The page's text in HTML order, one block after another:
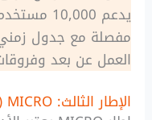
يدعم
مفصلة مع جدول
العمل عن بعد
الإطار الثالث: MICRO (لصناعة المحتوى)